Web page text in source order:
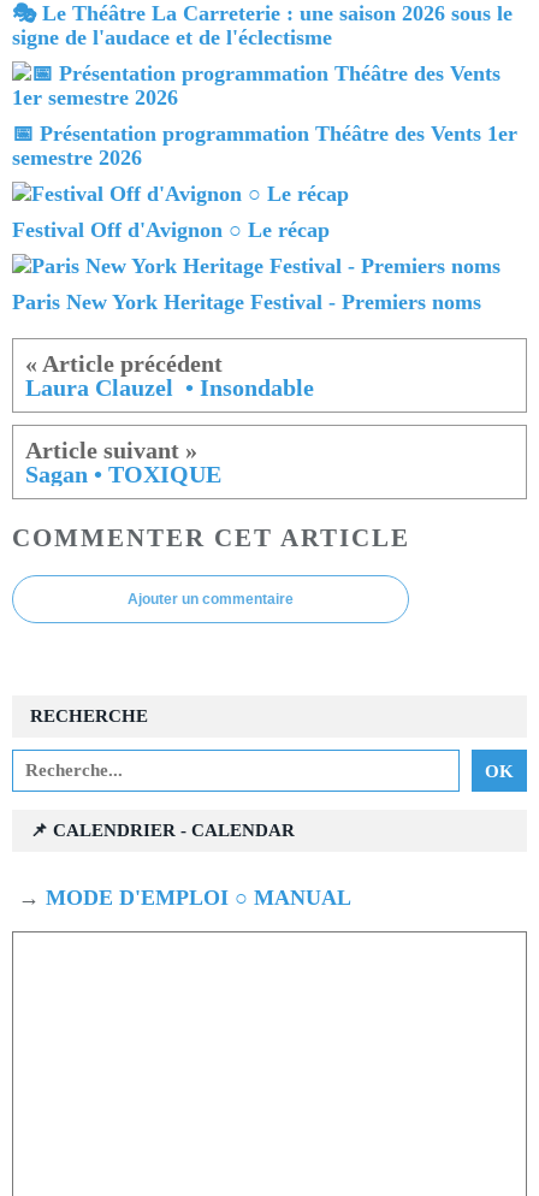
🎭 Le Théâtre La Carreterie : une saison 2026 sous le
signe de l'audace et de l'éclectisme
📅 Présentation programmation Théâtre des Vents 1er
semestre 2026
Festival Off d'Avignon ○ Le récap
Paris New York Heritage Festival - Premiers noms
Laura Clauzel • Insondable
Sagan • TOXIQUE
COMMENTER CET ARTICLE
Ajouter un commentaire
RECHERCHE
📌 CALENDRIER - CALENDAR
→ MODE D'EMPLOI ○ MANUAL